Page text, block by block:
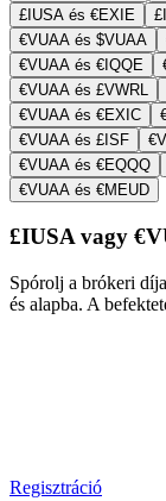
£IUSA és €EXIE
€VUAA és $VUAA
€VUAA és €IQQE
€VUAA és £VWRL
€VUAA és €EXIC
€VUAA és £ISF
€VUAA és €EQQQ
€VUAA és €MEUD
£IUSA vagy
Spórolj a brókeri
és alapba. A
Regisztráció